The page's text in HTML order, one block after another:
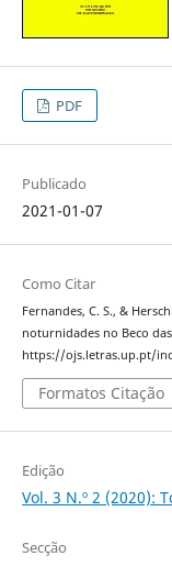
PDF
Publicado
2021-01-07
Como Citar
Fernandes, C. S., &
noturnidades no Beco
https://ojs.letras.up.pt/
Formatos Citação
Edição
Vol. 3 N.º 2 (2020):
Secção